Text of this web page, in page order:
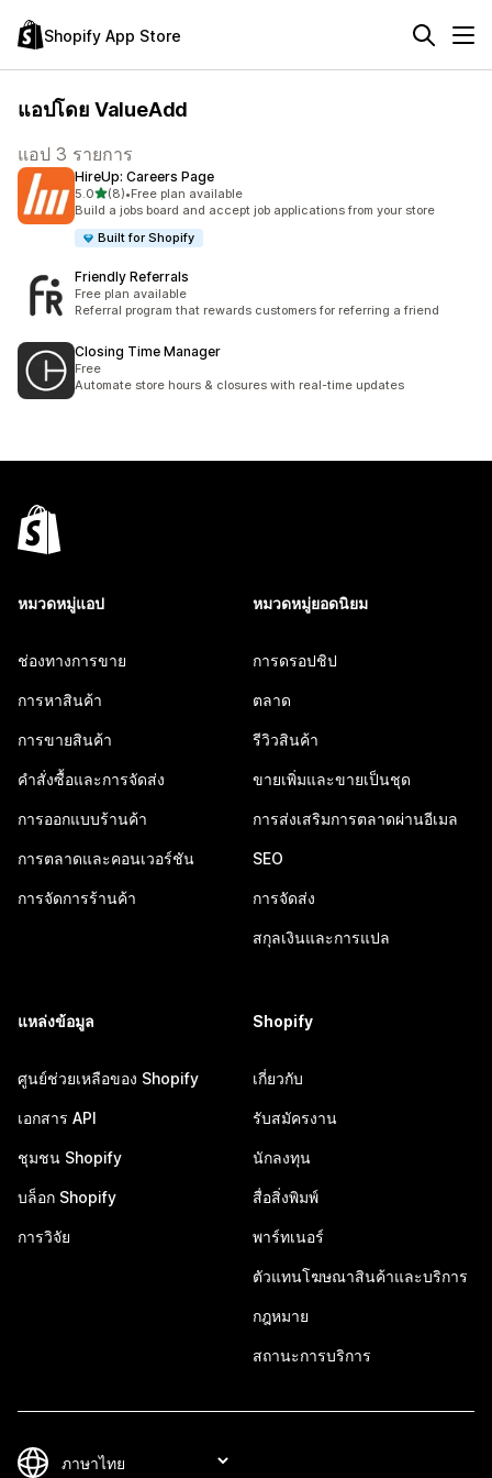
Shopify App Store
แอปโดย ValueAdd
แอป 3 รายการ
HireUp: Careers Page
5.0เต็ม 5 ดาว
(8)
ทั้งหมด 8 รีวิว
•Free plan available
Build a jobs board and accept job applications from your store
Built for Shopify
Friendly Referrals
Free plan available
Referral program that rewards customers for referring a friend
Closing Time Manager
Free
Automate store hours & closures with real-time updates
หมวดหมู่แอป
ช่องทางการขาย
การหาสินค้า
การขายสินค้า
คำสั่งซื้อและการจัดส่ง
การออกแบบร้านค้า
การตลาดและคอนเวอร์ชัน
การจัดการร้านค้า
หมวดหมู่ยอดนิยม
การดรอปชิป
ตลาด
รีวิวสินค้า
ขายเพิ่มและขายเป็นชุด
การส่งเสริมการตลาดผ่านอีเมล
SEO
การจัดส่ง
สกุลเงินและการแปล
แหล่งข้อมูล
ศูนย์ช่วยเหลือของ Shopify
เอกสาร API
ชุมชน Shopify
บล็อก Shopify
การวิจัย
Shopify
เกี่ยวกับ
รับสมัครงาน
นักลงทุน
สื่อสิ่งพิมพ์
พาร์ทเนอร์
ตัวแทนโฆษณาสินค้าและบริการ
กฎหมาย
สถานะการบริการ